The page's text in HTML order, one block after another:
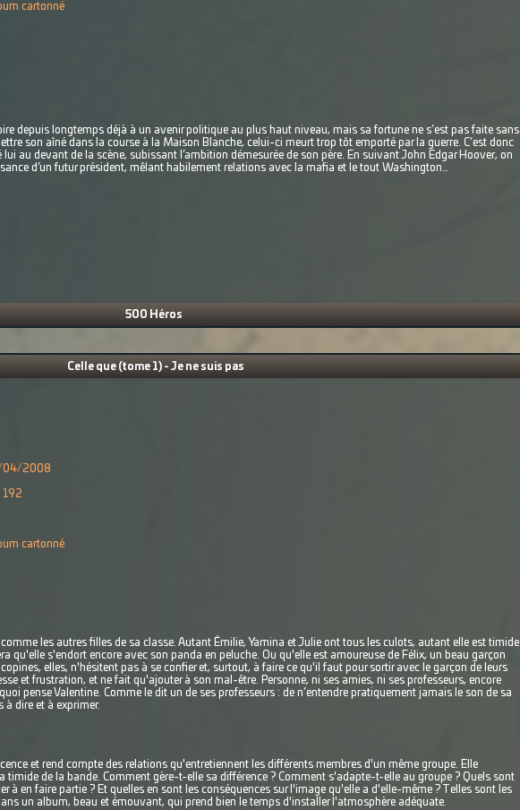
cartonné
depuis longtemps déjà à un avenir politique au plus haut niveau, mais sa fortune ne s’est pas faite sans
son aîné dans la course à la Maison Blanche, celui-ci meurt trop tôt emporté par la guerre. C’est donc
au devant de la scène, subissant l’ambition démesurée de son père. En suivant John Edgar Hoover, on
d’un futur président, mêlant habilement relations avec la mafia et le tout Washington…
500 Héros
Celle que (tome 1) - Je ne suis pas
04/2008
192
cartonné
les autres filles de sa classe. Autant Émilie, Yamina et Julie ont tous les culots, autant elle est timide
qu'elle s'endort encore avec son panda en peluche. Ou qu'elle est amoureuse de Félix, un beau garçon
elles, n'hésitent pas à se confier et, surtout, à faire ce qu'il faut pour sortir avec le garçon de leurs
et frustration, et ne fait qu'ajouter à son mal-être. Personne, ni ses amies, ni ses professeurs, encore
pense Valentine. Comme le dit un de ses professeurs : de n’entendre pratiquement jamais le son de sa
à dire et à exprimer.
et rend compte des relations qu'entretiennent les différents membres d'un même groupe. Elle
timide de la bande. Comment gère-t-elle sa différence ? Comment s'adapte-t-elle au groupe ? Quels sont
à en faire partie ? Et quelles en sont les conséquences sur l'image qu'elle a d'elle-même ? Telles sont les
un album, beau et émouvant, qui prend bien le temps d'installer l'atmosphère adéquate.